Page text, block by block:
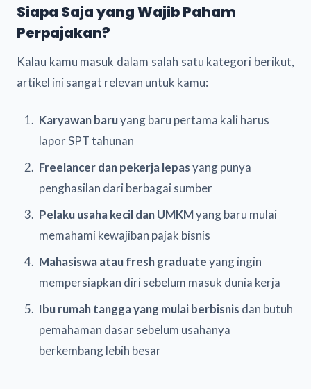
Siapa Saja yang Wajib Paham
Perpajakan?
Kalau kamu masuk dalam salah satu kategori berikut,
artikel ini sangat relevan untuk kamu:
Karyawan baruyang baru pertama kali harus
lapor SPT tahunan
Freelancer dan pekerja lepasyang punya
penghasilan dari berbagai sumber
Pelaku usaha kecil dan UMKMyang baru mulai
memahami kewajiban pajak bisnis
Mahasiswa atau fresh graduateyang ingin
mempersiapkan diri sebelum masuk dunia kerja
Ibu rumah tangga yang mulai berbisnis dan butuh
pemahaman dasar sebelum usahanya
berkembang lebih besar